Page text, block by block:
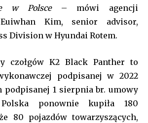
w Polsce – mówi agencji
Kim, senior advisor,
Division w Hyundai Rotem.
czołgów K2 Black Panther to
podpisanej w 2022
podpisanej 1 sierpnia br. umowy
ponownie kupiła 180
80 pojazdów towarzyszących,